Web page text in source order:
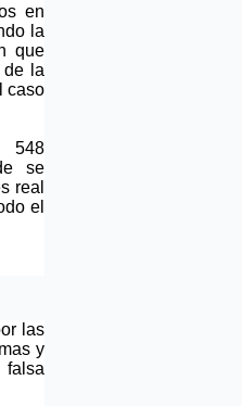
en
la
que
de la
caso
548
se
real
el
las
y